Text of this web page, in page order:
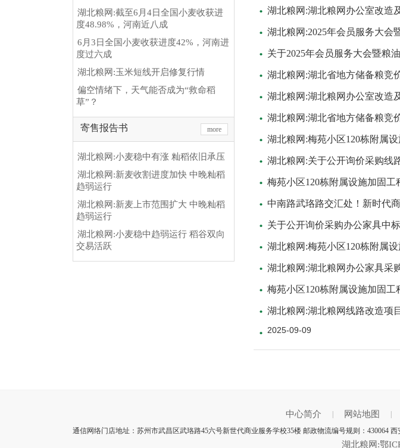
湖北粮网:截至6月4日全国小麦收获进
度48.98%，河南近八成
6月3日全国小麦收获进度42%，河南进
度过六成
湖北粮网:玉米短线开启修复行情
偏空情绪下，天气能否成为“救命稻
草”？
寄售报告书 more
湖北粮网:小麦稳中有涨 籼稻依旧承压
湖北粮网:新麦收割进度加快 中晚籼稻
趋弱运行
湖北粮网:新麦上市范围扩大 中晚籼稻
趋弱运行
湖北粮网:小麦稳中趋弱运行 稻谷双向
交易活跃
湖北粮网:湖北粮网办公室改造
湖北粮网:2025年会员服务大会
关于2025年会员服务大会暨粮
湖北粮网:湖北省地方储备粮竞
湖北粮网:湖北粮网办公室改造
湖北粮网:湖北省地方储备粮竞
湖北粮网:梅苑小区120栋附属
湖北粮网:关于公开询价采购线
梅苑小区120栋附属设施加固
中南路武珞路交汇处！新时代
关于公开询价采购办公家具中
湖北粮网:梅苑小区120栋附属
湖北粮网:湖北粮网办公家具采
梅苑小区120栋附属设施加固
湖北粮网:湖北粮网线路改造项
2025-09-09
中心简介 网站地图
通信网络门店地址：苏州市武昌区武珞路45六号新世代商业服务学校35楼 邮政物流编号规则：430064
湖北粮网:鄂